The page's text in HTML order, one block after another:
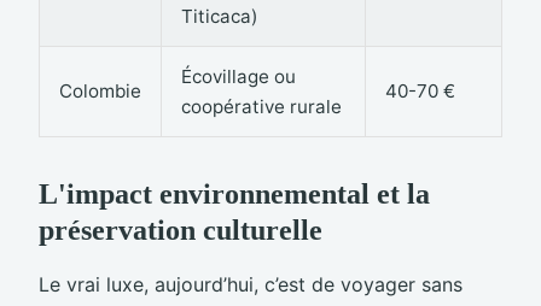
Titicaca)
Colombie
Écovillage ou
coopérative rurale
40-70 €
L'impact environnemental et la
préservation culturelle
Le vrai luxe, aujourd’hui, c’est de voyager sans